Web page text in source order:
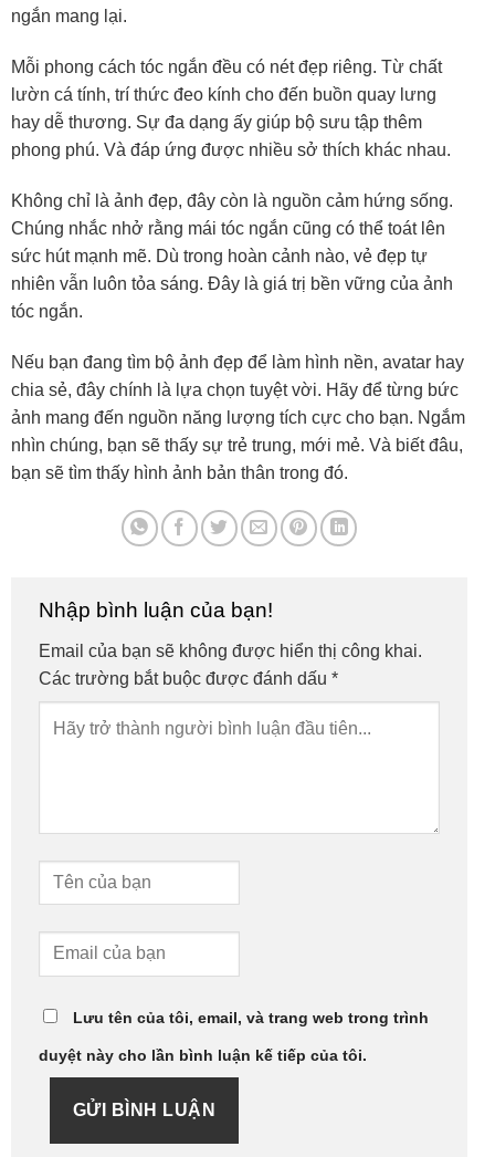
ngắn mang lại.
Mỗi phong cách tóc ngắn đều có nét đẹp riêng. Từ chất
lườn cá tính, trí thức đeo kính cho đến buồn quay lưng
hay dễ thương. Sự đa dạng ấy giúp bộ sưu tập thêm
phong phú. Và đáp ứng được nhiều sở thích khác nhau.
Không chỉ là ảnh đẹp, đây còn là nguồn cảm hứng sống.
Chúng nhắc nhở rằng mái tóc ngắn cũng có thể toát lên
sức hút mạnh mẽ. Dù trong hoàn cảnh nào, vẻ đẹp tự
nhiên vẫn luôn tỏa sáng. Đây là giá trị bền vững của ảnh
tóc ngắn.
Nếu bạn đang tìm bộ ảnh đẹp để làm hình nền, avatar hay
chia sẻ, đây chính là lựa chọn tuyệt vời. Hãy để từng bức
ảnh mang đến nguồn năng lượng tích cực cho bạn. Ngắm
nhìn chúng, bạn sẽ thấy sự trẻ trung, mới mẻ. Và biết đâu,
bạn sẽ tìm thấy hình ảnh bản thân trong đó.
Nhập bình luận của bạn!
Email của bạn sẽ không được hiển thị công khai.
Các trường bắt buộc được đánh dấu *
Lưu tên của tôi, email, và trang web trong trình
duyệt này cho lần bình luận kế tiếp của tôi.
GỬI BÌNH LUẬN